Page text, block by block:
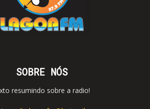
SOBRE NÓS
resumindo sobre a radio!